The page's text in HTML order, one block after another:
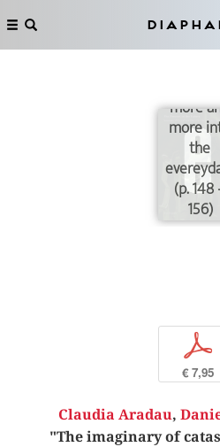
of
more
more
the
(p. 148
156)
p
€ 7,95
Claudia Aradau,
"The imaginary of